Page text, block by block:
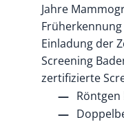
Jahre
Einladung der
Screening
zertifizierte